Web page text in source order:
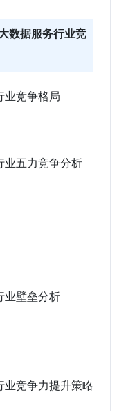
数据服务行业竞
业竞争格局
业五力竞争分析
业壁垒分析
业竞争力提升策略